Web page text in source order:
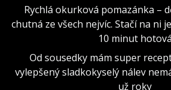
Rychlá okurková pomazánka –
chutná ze všech nejvíc. Stačí na ni
10 minut hotová
Od sousedky mám super
vylepšený sladkokyselý nálev
už roky